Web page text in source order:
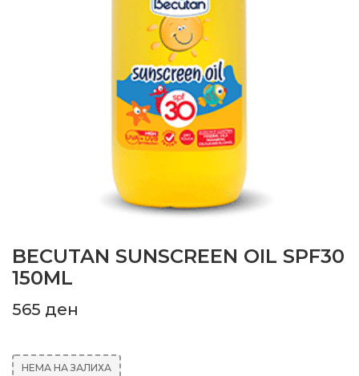
BECUTAN SUNSCREEN OIL SPF30
150ML
565 ден
НЕМА НА ЗАЛИХА